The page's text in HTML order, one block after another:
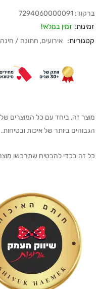
ברקוד: 7294060000091
זמינות: זמין במלאי!
קטגוריות: אירועים, חתונה / חינה
מוצר זה, ביחד עם כל המוצרים
הגבוהים ביותר של איכות ובטיחות.
כל זה בכדי להבטיח שתרכשו